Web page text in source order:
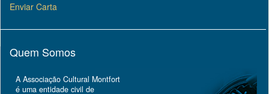
Enviar Carta
Quem Somos
A Associação Cultural Montfort
é uma entidade civil de